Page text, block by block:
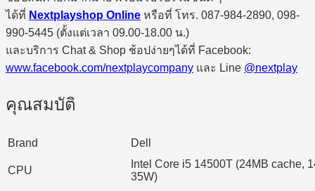
ได้ที่ Nextplayshop Online หรือที่ โทร. 087-984-2890, 098-
990-5445 (ตั้งแต่เวลา 09.00-18.00 น.)
และบริการ Chat & Shop ช้อปง่ายๆได้ที่ Facebook:
www.facebook.com/nextplaycompany และ Line @nextplay
คุณสมบัติ
Brand Dell
CPU
Intel Core i5 14500T (24MB cache,
35W)